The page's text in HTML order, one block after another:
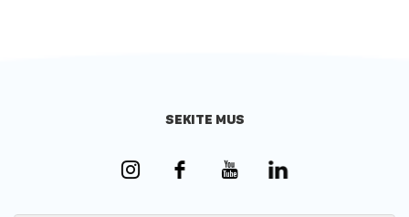
SEKITE MUS